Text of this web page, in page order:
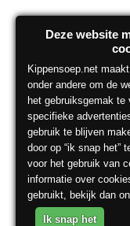
Deze website
Kippensoep.net
onder andere om de
het gebruiksgemak te
specifieke
gebruik te blijven
door op “ik snap het”
voor het gebruik van
informatie over
gebruikt, bekijk dan
Ik snap het